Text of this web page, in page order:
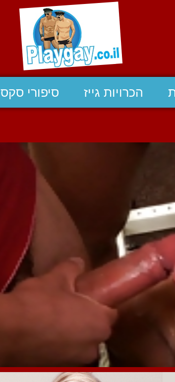
הכרויות גייז סיפורי סקס